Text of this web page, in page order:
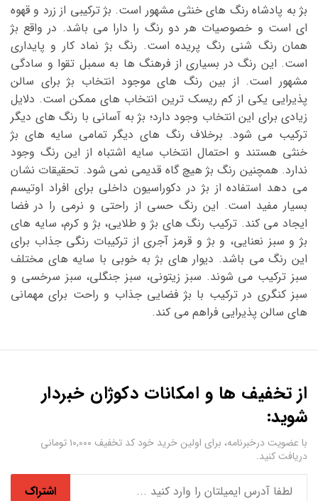
بژ به پادشاه رنگ های خنثی مشهور است. بژ ترکیبی از زرد و قهوه
ای است و خصوصیات هر دو رنگ را دارا می باشد. در واقع بژ
همان رنگ شنی رنگ پریده است. رنگ بژ نماد کار و پایداری
است. این رنگ در بسیاری از فرهنگ ها به سمبل تقوا و سادگی
مشهور است. از بین رنگ های موجود انتخاب بژ برای سالن
پذیرایی یکی از کم ریسک ترین انتخاب های ممکن است. دلایل
زیادی برای این انتخاب وجود دارد؛ بژ به آسانی با رنگ های دیگر
ترکیب می شود. برخلاف رنگ های دیگر تمامی سایه های بژ
خنثی هستند و احتمال انتخاب سایه اشتباه از این رنگ وجود
ندارد. همچنین رنگ بژ هیچ گاه قدیمی نمی شود. تحقیقات نشان
می دهد استفاده از بژ در دکوراسیون داخلی برای افراد اوتیسم
بسیار مفید است. این رنگ حسی از راحتی و نرمی را در فضا
ایجاد می کند. ترکیب رنگ های بژ و طلایی، بژ و کرم، سایه های
بژ و سبز نعنایی، و بژ و قرمز آجری از ترکیبات رنگی جذاب برای
این رنگ می باشد. دیوار های بژ به خوبی با سایه های مختلف
سبز ترکیب می شوند. سبز زیتونی، سبز جنگلی، سبز سرخسی و
سبز کنگری در ترکیب با بژ فضایی جذاب و راحت برای مهمانی
های سالن پذیرایی فراهم می کند.
از تخفیف ها و امکانات دکوژان خبردار
شوید:
با عضویت درخبرنامه، برای اولین خرید خود کد تخفیف ۱۰,۰۰۰ تومانی
دریافت کنید.
اشتراک